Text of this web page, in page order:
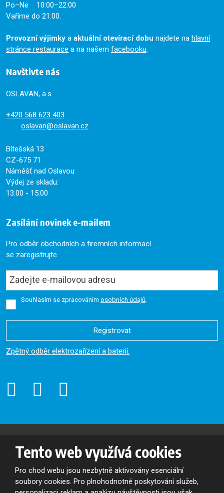
Po–Ne 10:00–22:00
Vaříme do 21:00.
Provozní výjimky a aktuální otevírací dobu najdete na hlavní
stránce restaurace a na našem facebooku.
Navštivte nás
OSLAVAN, a.s.
+420 568 623 403
oslavan@oslavan.cz
Bítešská 13
CZ-675 71
Náměšť nad Oslavou
Výdej ze skladu:
13:00 - 15:00
Zasílání novinek e-mailem
Pro odběr obchodních a firemních informací
se zaregistrujte
Souhlasím se zpracováním osobních údajů.
Registrovat
Formulář
odeslat.
Zpětný odběr elektrozařízení a baterií.
Mapa stránek
|Podmínky použití
VYROBILA
Tento web využívá cookies
Pro chod webu jsou nezbytně aktivovány esenciální
soubory cookies. Pro plnohodnotné poskytování služeb,